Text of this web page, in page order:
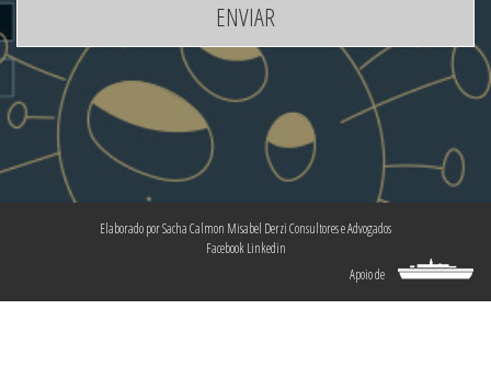
Elaborado porSacha Calmon Misabel Derzi Consultores e Advogados
Facebook Linkedin
Apoio de